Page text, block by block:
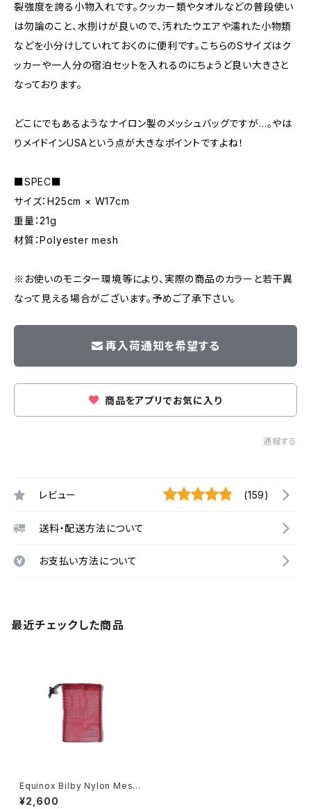
裂強度を誇る小物入れです。クッカー類やタオルなどの普段使い
は勿論のこと、水捌けが良いので、汚れたウエアや濡れた小物類
などを小分けしていれておくのに便利です。こちらのSサイズはク
ッカーや一人分の宿泊セットを入れるのにちょうど良い大きさと
なっております。
どこにでもあるようなナイロン製のメッシュバッグですが…。やは
りメイドインUSAという点が大きなポイントですよね！
■SPEC■
サイズ：H25cm × W17cm
重量：21g
材質：Polyester mesh
※お使いのモニター環境等により、実際の商品のカラーと若干異
なって見える場合がございます。予めご了承下さい。
再入荷通知を希望する
商品をアプリでお気に入り
通報する
レビュー (159)
送料・配送方法について
お支払い方法について
最近チェックした商品
Equinox Bilby Nylon Mesh
Stuff Bag -Size S / Red-
¥2,600